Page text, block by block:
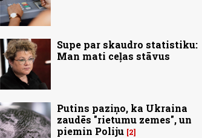
Supe par skaudro statistiku:
Man mati ceļas stāvus
Putins paziņo, ka Ukraina
zaudēs "rietumu zemes", un
piemin Poliju 2